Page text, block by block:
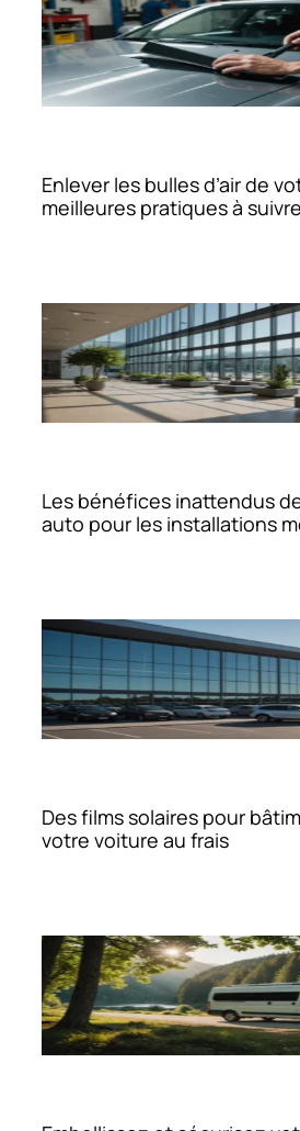
Enlever les bulles d’air de
meilleures pratiques à suivre
Les bénéfices inattendus
auto pour les installations
Des films solaires pour
votre voiture au frais